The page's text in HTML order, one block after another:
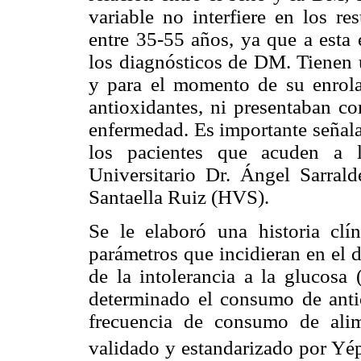
variable no interfiere en los
entre 35-55 años, ya que a
los diagnósticos de DM.
y para el momento de su
antioxidantes, ni presentaban
enfermedad. Es importante
los pacientes que acuden a
Universitario Dr. Ángel
Santaella Ruiz (HVS).
Se le elaboró una historia
parámetros que incidieran en el
de la intolerancia a la glucosa
determinado el consumo de
frecuencia de consumo de
validado y estandarizado por